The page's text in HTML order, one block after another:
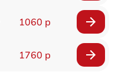
1060 р
1760 р